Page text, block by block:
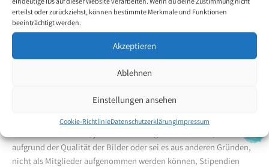
erteilst oder zurückziehst, können bestimmte Merkmale und Funktionen
beeinträchtigt werden.
Akzeptieren
Ablehnen
Einstellungen ansehen
Cookie-RichtlinieDatenschutzerklärungImpressum
Der Vorstand hat das Recht, Personen, die sich um die Förderung
des Vereins besonders verdient gemacht haben, als
Ehrenmitglieder dem Delegiertenkonvent vorzuschlagen, welcher
endgültig über die Aufnahme entscheidet. Voraussetzung für die
Aufnahme bei natürlichen Personen ist der Besitz der bürgerlichen
Ehrenrechte. Ehrenmitglieder erhalten keine Entschädigung.
Der Vorstand hat das Recht, an Personen die mit dem Munde oder
aufgrund der Qualität der Bilder oder sei es aus anderen Gründen,
nicht als Mitglieder aufgenommen werden können, Stipendien